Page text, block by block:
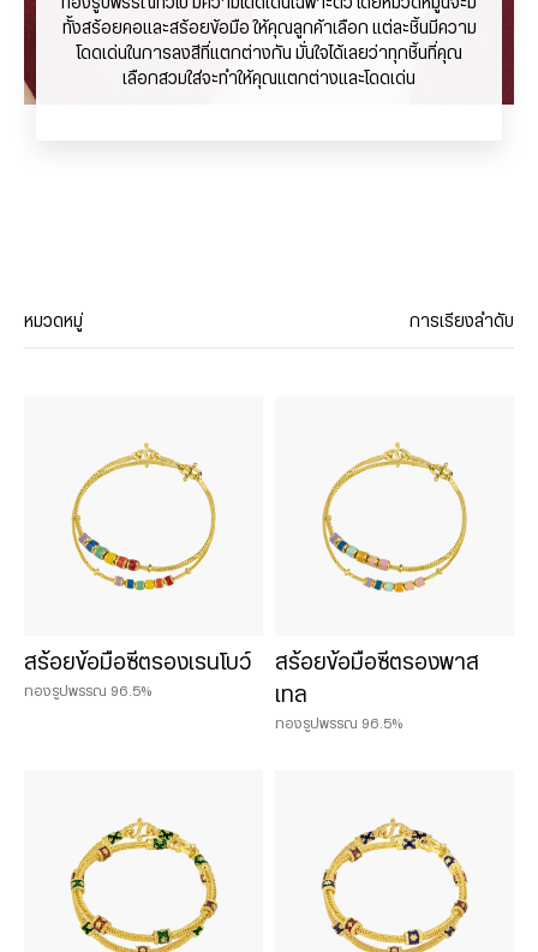
ทั้งสร้อยคอและสร้อยข้อมือ ให้คุณลูกค้าเลือก แต่ละชิ้นมีความ
โดดเด่นในการลงสีที่แตกต่างกัน มั่นใจได้เลยว่าทุกชิ้นที่คุณ
เลือกสวมใส่จะทำให้คุณแตกต่างและโดดเด่น
หมวดหมู่
สร้อยข้อมือ
กำไล
แหวน
เซ็ทเครื่องประดับ
ทองคำสไตล์จีน
น้ำหนักสินค้า
0.075 บาท
การเรียงลำดับ
สร้อยข้อมือซีตรองเรนโบว์
ทองรูปพรรณ 96.5%
สร้อยข้อมือซีตรองพาส
เทล
ทองรูปพรรณ 96.5%